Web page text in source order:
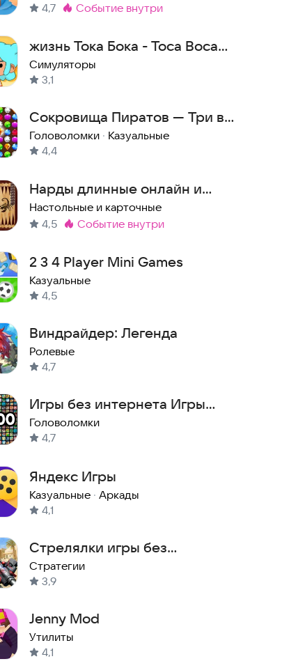
4,7
Метка:
событие внутри
жизнь Тока Бока - Toca Boca
Life
Симуляторы
3,1
Сокровища Пиратов — Три в
Ряд
Головоломки · Казуальные
4,4
Нарды длинные онлайн и
оффлайн
Настольные и карточные
4,5
Метка:
событие внутри
2 3 4 Player Mini Games
Казуальные
4,5
Виндрайдер: Легенда
Ролевые
4,7
Игры без интернета Игры
офлайн
Головоломки
4,7
Яндекс Игры
Казуальные · Аркады
4,1
Стрелялки игры без
интернета
Стратегии
3,9
Jenny Mod
Утилиты
4,1